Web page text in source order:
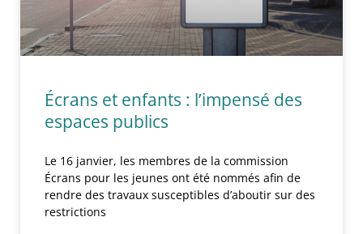
Écrans et enfants : l’impensé des
espaces publics
Le 16 janvier, les membres de la commission
Écrans pour les jeunes ont été nommés afin de
rendre des travaux susceptibles d’aboutir sur des
restrictions